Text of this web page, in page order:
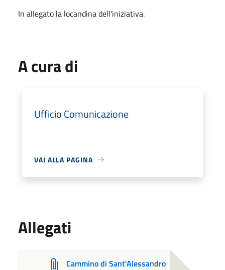
In allegato la locandina dell'iniziativa.
A cura di
Ufficio Comunicazione
VAI ALLA PAGINA
Allegati
Cammino di Sant'Alessandro